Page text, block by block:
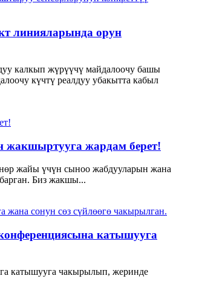
линияларында орун
калкып жүрүүчү майдалоочу башы
күчтү реалдуу убакытта кабыл
жакшыртууга жардам берет!
жайы үчүн сыноо жабдууларын жана
Биз жакшы...
катышууга
катышууга чакырылып, жеринде